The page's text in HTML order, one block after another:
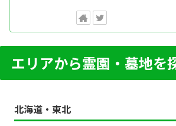
エリアから霊園・墓地を
北海道・東北